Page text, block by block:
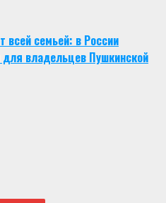
всей семьей: в России
для владельцев Пушкинской